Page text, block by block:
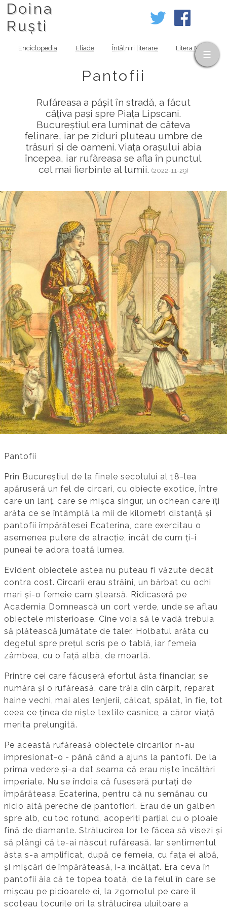
Doina
Ruști
Enciclopedia Eliade Întâlniri literare Litera MOV
Pantofii
Rufăreasa a pășit în stradă, a făcut
câțiva pași spre Piața Lipscani.
Bucureștiul era luminat de câteva
felinare, iar pe ziduri pluteau umbre de
trăsuri și de oameni. Viața orașului abia
începea, iar rufăreasa se afla în punctul
cel mai fierbinte al lumii. (2022-11-29)
Pantofii
Prin Bucureștiul de la finele secolului al 18-lea
apăruseră un fel de circari, cu obiecte exotice, între
care un lanț, care se mișca singur, un ochean care îți
arăta ce se întâmplă la mii de kilometri distanță și
pantofii împărătesei Ecaterina, care exercitau o
asemenea putere de atracție, încât de cum ți-i
puneai te adora toată lumea.
Evident obiectele astea nu puteau fi văzute decât
contra cost. Circarii erau străini, un bărbat cu ochi
mari și-o femeie cam ștearsă. Ridicaseră pe
Academia Domnească un cort verde, unde se aflau
obiectele misterioase. Cine voia să le vadă trebuia
să plătească jumătate de taler. Holbatul arăta cu
degetul spre prețul scris pe o tablă, iar femeia
zâmbea, cu o față albă, de moartă.
Printre cei care făcuseră efortul ăsta financiar, se
număra și o rufăreasă, care trăia din cârpit, reparat
haine vechi, mai ales lenjerii, călcat, spălat, în fie, tot
ceea ce ținea de niște textile casnice, a căror viață
merita prelungită.
Pe această rufăreasă obiectele circarilor n-au
impresionat-o - până când a ajuns la pantofi. De la
prima vedere și-a dat seama că erau niște încălțări
imperiale. Nu se îndoia că fuseseră purtați de
împărăteasa Ecaterina, pentru că nu semănau cu
nicio altă pereche de pantofiori. Erau de un galben
spre alb, cu toc rotund, acoperiți parțial cu o ploaie
fină de diamante. Strălucirea lor te făcea să visezi și
să plângi că te-ai născut rufăreasă. Iar sentimentul
ăsta s-a amplificat, după ce femeia, cu fața ei albă,
și mișcări de împărăteasă, i-a încălțat. Era ceva în
pantofii ăia că te topea toată, de la felul în care se
mișcau pe picioarele ei, la zgomotul pe care îl
scoteau tocurile ori la strălucirea uluitoare a